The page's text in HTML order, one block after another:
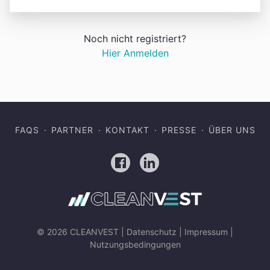
Noch nicht registriert?
Hier Anmelden
FAQS PARTNER KONTAKT PRESSE ÜBER UNS
FacebookLinkedIn
© 2026 CLEANVEST | Datenschutz Impressum
Nutzungsbedingungen